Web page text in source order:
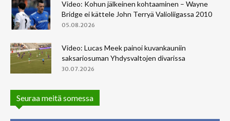
Video: Kohun jälkeinen kohtaaminen – Wayne
Bridge ei kättele John Terryä Valioliigassa 2010
05.08.2026
Video: Lucas Meek painoi kuvankauniin
saksariosuman Yhdysvaltojen divarissa
30.07.2026
Seuraa meitä somessa